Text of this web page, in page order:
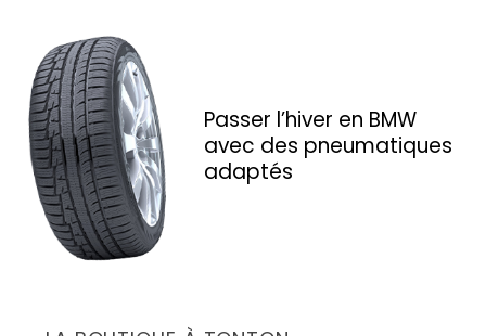
Passer l’hiver en BMW
avec des pneumatiques
adaptés
S
r